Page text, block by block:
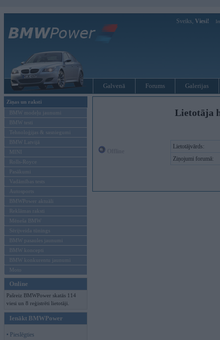
Sveiks, Viesi!
Galvenā Forums Galerijas
Ziņas un raksti
BMW modeļu jaunumi
BMW testi
Tehnoloģijas & sasniegumi
BMW Latvijā
MINI
Rolls-Royce
Pasākumi
Vadāmības tests
Autosports
BMWPower aktuāli
Reklāmas raksti
Mēneša BMW
Sērijveida tūnings
BMW pasaules jaunumi
BMW koncepti
BMW konkurentu jaunumi
Moto
Online
Pašreiz BMWPower skatās 114
viesi un 8 reģistrēti lietotāji.
Ienākt BMWPower
• Pieslēgties
Lietotāja
Lietotājvārds:
Ziņojumi forumā: